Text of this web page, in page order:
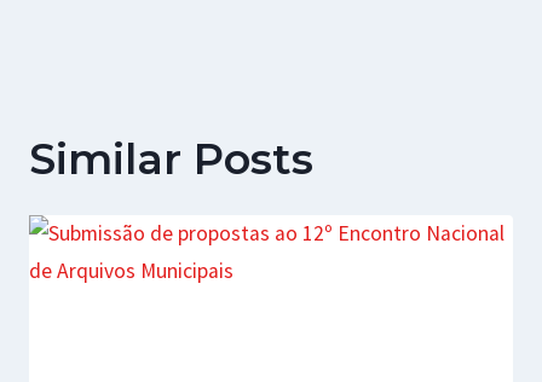
Similar Posts